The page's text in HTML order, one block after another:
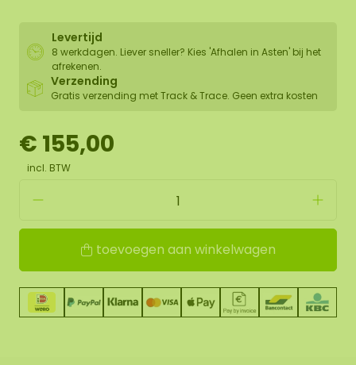
Levertijd
8 werkdagen. Liever sneller? Kies 'Afhalen in Asten' bij het
afrekenen.
Verzending
Gratis verzending met Track & Trace. Geen extra kosten
€ 155,00
incl. BTW
toevoegen aan winkelwagen